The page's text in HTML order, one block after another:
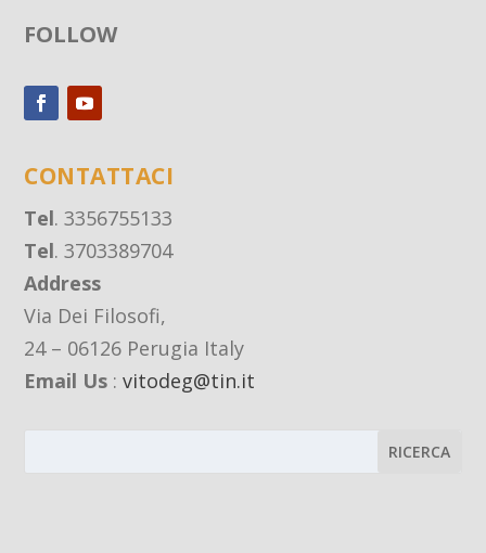
FOLLOW
CONTATTACI
Tel. 3356755133
Tel. 3703389704
Address
Via Dei Filosofi,
24 – 06126 Perugia Italy
Email Us :vitodeg@tin.it